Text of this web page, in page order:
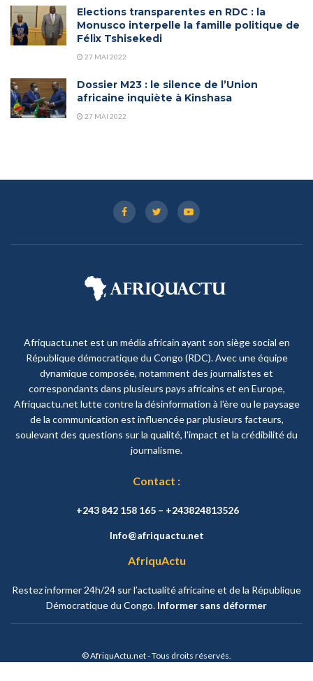
Elections transparentes en RDC : la
Monusco interpelle la famille politique de
Félix Tshisekedi
27 MAI 2022
Dossier M23 : le silence de l’Union
africaine inquiète à Kinshasa
27 MAI 2022
Afriquactu.net est un média africain ayant son siège social en
République démocratique du Congo (RDC). Avec une équipe
dynamique composée, notamment des journalistes et
correspondants dans plusieurs pays africains et en Europe,
Afriquactu.net lutte contre la désinformation à l'ère ou le paysage
de la communication est influencée par plusieurs facteurs,
soulevant des questions sur la qualité, l'impact et la crédibilité du
journalisme.
Contact :
+243 842 158 165 – +243824813526
Info@afriquactu.net
AfriquActu
Restez informer 24h/24 sur l’actualité africaine et de la République
Démocratique du Congo. Informer sans déformer
© AfriquActu.net - Tous droits réservés.